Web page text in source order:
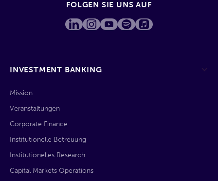
INVESTMENT BANKING
Mission
Veranstaltungen
Corporate Finance
Institutionelle Betreuung
Institutionelles Research
Capital Markets Operations
FOLGEN SIE UNS AUF